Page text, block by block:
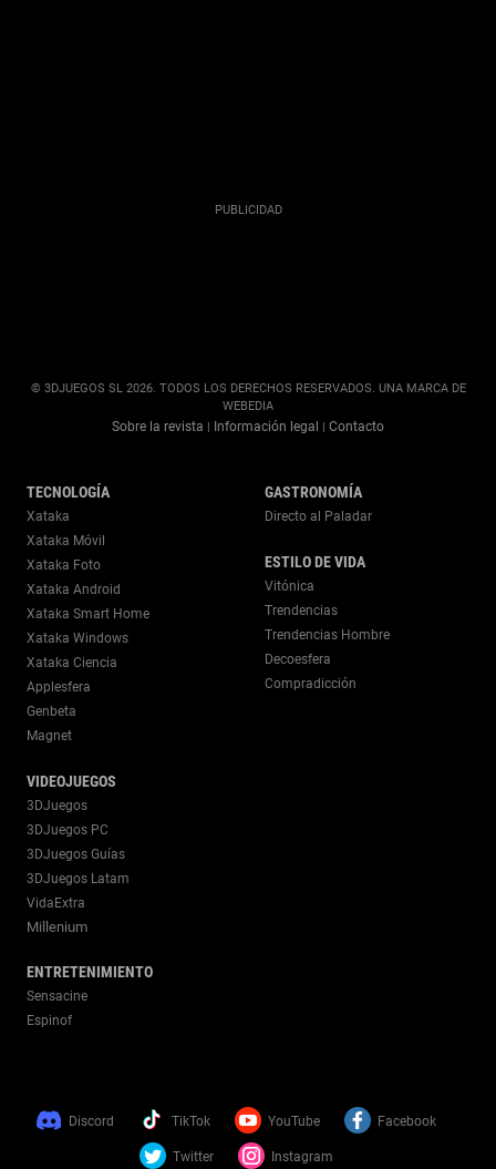
© 3DJUEGOS SL 2026. TODOS LOS DERECHOS RESERVADOS. UNA MARCA DE
WEBEDIA
Sobre la revista | Información legal | Contacto
TECNOLOGÍA
Xataka
Xataka Móvil
Xataka Foto
Xataka Android
Xataka Smart Home
Xataka Windows
Xataka Ciencia
Applesfera
Genbeta
Magnet
VIDEOJUEGOS
3DJuegos
3DJuegos PC
3DJuegos Guías
3DJuegos Latam
VidaExtra
Millenium
ENTRETENIMIENTO
Sensacine
Espinof
GASTRONOMÍA
Directo al Paladar
ESTILO DE VIDA
Vitónica
Trendencias
Trendencias Hombre
Decoesfera
Compradicción
Discord TikTok YouTube Facebook
Twitter Instagram